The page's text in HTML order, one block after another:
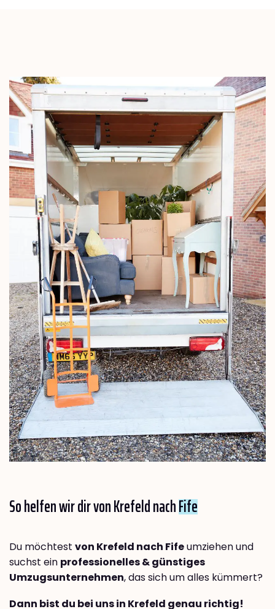
So helfen wir dir von Krefeld nachFife
Du möchtest von Krefeld nach Fifeumziehen und
suchst ein professionelles & günstiges
Umzugsunternehmen, das sich um alles kümmert?
Dann bist du bei uns in Krefeld genau richtig!